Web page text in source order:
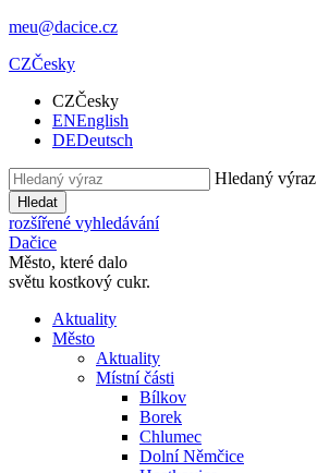
meu@dacice.cz
CZČesky
CZČesky
ENEnglish
DEDeutsch
Hledaný výraz
Hledat
rozšířené vyhledávání
Dačice
Město, které dalo
světu kostkový cukr.
Aktuality
Město
Aktuality
Místní části
Bílkov
Borek
Chlumec
Dolní Němčice